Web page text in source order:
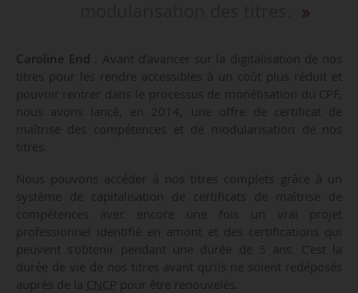
Caroline End : Avant d’avancer sur la digitalisation de nos
titres pour les rendre accessibles à un coût plus réduit et
pouvoir rentrer dans le processus de monétisation du CPF,
nous avons lancé, en 2014, une offre de certificat de
maîtrise des compétences et de modularisation de nos
titres.
Nous pouvons accéder à nos titres complets grâce à un
système de capitalisation de certificats de maîtrise de
compétences avec encore une fois un vrai projet
professionnel identifié en amont et des certifications qui
peuvent s’obtenir pendant une durée de 5 ans. C’est la
durée de vie de nos titres avant qu’ils ne soient redéposés
auprès de la CNCP pour être renouvelés.